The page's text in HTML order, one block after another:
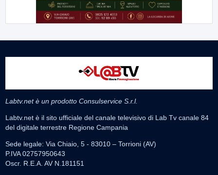
Labtv.net è un prodotto Consulservice S.r.l.
Labtv.net è il sito ufficiale del canale televisivo di Lab Tv canale 84
del digitale terrestre Regione Campania
Sede legale: Via Chiaio, 5 - 83010 – Torrioni (AV)
P.IVA 02757950643
Oscr. R.E.A. AV N.181151